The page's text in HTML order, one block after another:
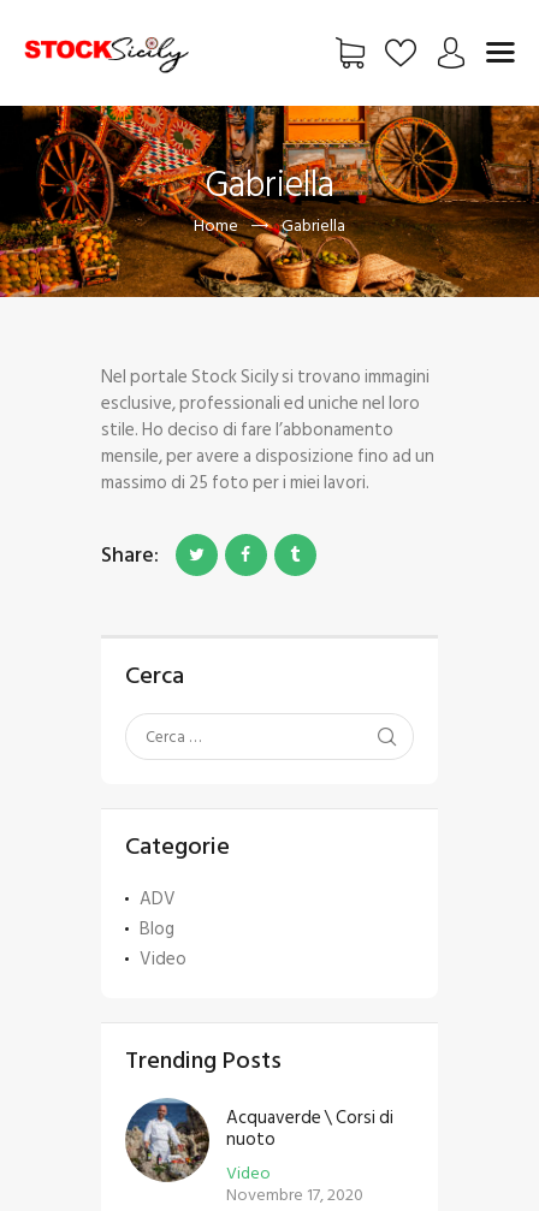
Gabriella
Home Gabriella
HOME
CHI SIAMO
VETRINA
EXCLUSIVE
FREE
BLOG
ADV
CONTATTI
UTENTE
Nel portale Stock Sicily si trovano immagini
esclusive, professionali ed uniche nel loro
stile. Ho deciso di fare l’abbonamento
mensile, per avere a disposizione fino ad un
massimo di 25 foto per i miei lavori.
Share:
Cerca
Categorie
ADV
Blog
Video
Trending Posts
Video
Acquaverde \ Corsi di
nuoto
Novembre 17, 2020